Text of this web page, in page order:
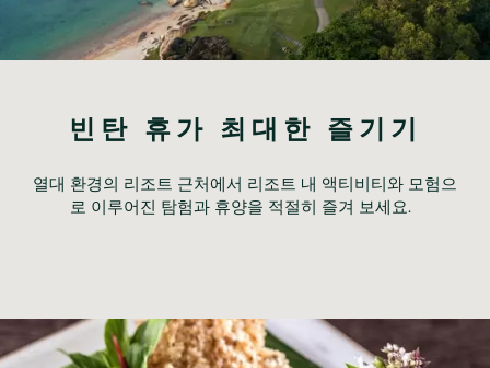
빈탄 휴가 최대한 즐기기
열대 환경의 리조트 근처에서 리조트 내 액티비티와 모험으